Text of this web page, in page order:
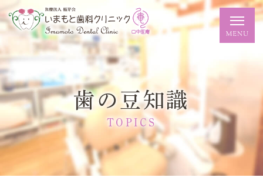
歯の豆知識
TOPICS